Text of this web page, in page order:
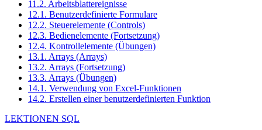
11.2. Arbeitsblattereignisse
12.1. Benutzerdefinierte Formulare
12.2. Steuerelemente (Controls)
12.3. Bedienelemente (Fortsetzung)
12.4. Kontrollelemente (Übungen)
13.1. Arrays (Arrays)
13.2. Arrays (Fortsetzung)
13.3. Arrays (Übungen)
14.1. Verwendung von Excel-Funktionen
14.2. Erstellen einer benutzerdefinierten Funktion
LEKTIONEN SQL